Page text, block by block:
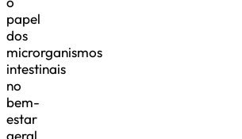
papel
dos
microrganismos
intestinais
no
bem-
estar
geral